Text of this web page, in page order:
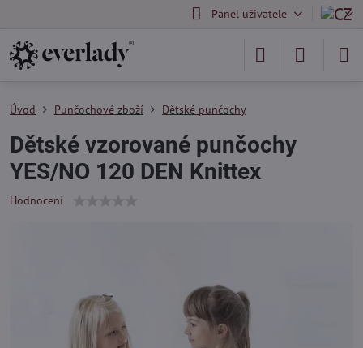
Panel uživatele
Úvod Punčochové zboží Dětské punčochy
Dětské vzorované punčochy
YES/NO 120 DEN Knittex
Hodnocení